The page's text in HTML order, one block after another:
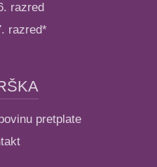
razred
razred*
pretplate